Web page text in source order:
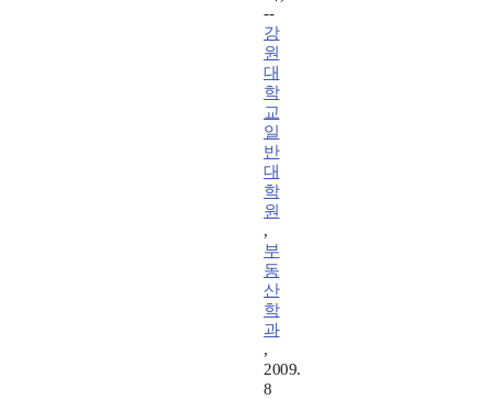
--
강
원
대
학
교
일
반
대
학
원
,
부
동
산
학
과
,
2009.
8